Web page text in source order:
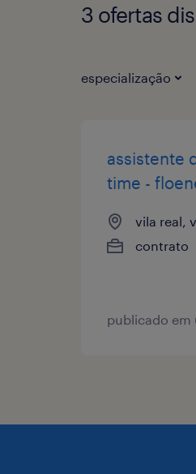
3 ofertas
especialização
assistente
time -
vila real,
contrato
publicado em